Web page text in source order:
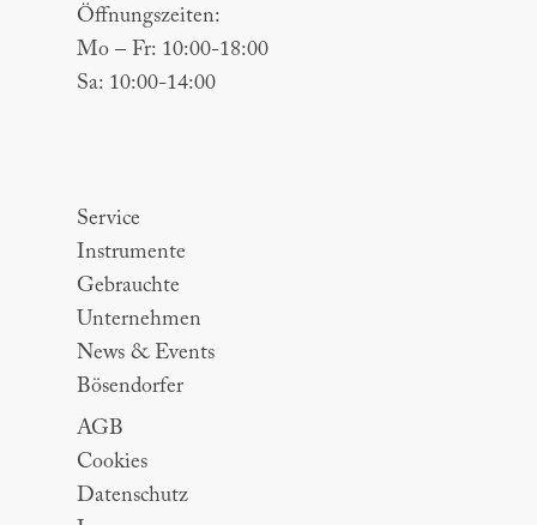
Öffnungszeiten:
Mo – Fr: 10:00-18:00
Sa: 10:00-14:00
Service
Instrumente
Gebrauchte
Unternehmen
News & Events
Bösendorfer
AGB
Cookies
Datenschutz